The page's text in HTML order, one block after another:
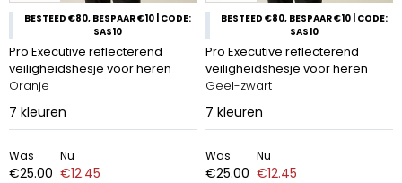
BESTEED €80, BESPAAR €10 | CODE:
SAS10
Pro Executive reflecterend
veiligheidshesje voor heren
Oranje
7 kleuren
Was
€25.00
Nu
€12.45
BESTEED €80, BESPAAR €10 | CODE:
SAS10
Pro Executive reflecterend
veiligheidshesje voor heren
Geel-zwart
7 kleuren
Was
€25.00
Nu
€12.45